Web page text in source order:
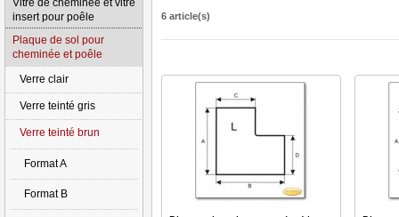
6 article(s)
Vitre de cheminée et vitre
insert pour poêle
Plaque de sol pour
cheminée et poêle
Verre clair
Verre teinté gris
Verre teinté brun
Format A
Format B